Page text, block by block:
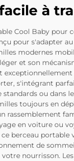
à
Cool Baby pour
pour s'adapter
modernes
et son
exceptionnellement
s'intégrant
standards ou dans
toujours en
rassemblement
en voiture ou
ce berceau portable
de
nourrisson.